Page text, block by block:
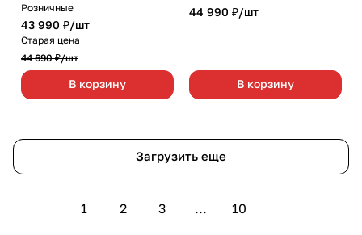
Розничные
43 990 ₽/шт
Старая цена
44 690 ₽/шт
В корзину
44 990 ₽/шт
В корзину
Загрузить еще
1 2 3 ... 10